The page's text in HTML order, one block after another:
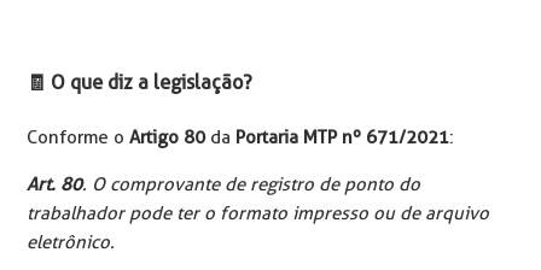
🧾 O que diz a legislação?
Conforme oArtigo 80da Portaria MTP nº 671/2021:​
Art. 80. O comprovante de registro de ponto do
trabalhador pode ter o formato impresso ou de arquivo
eletrônico.​